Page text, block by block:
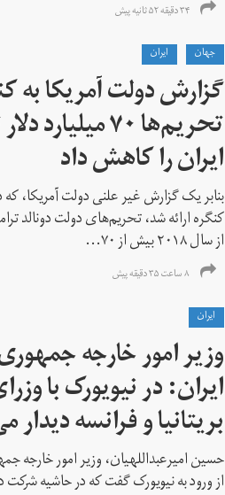
۳۴ دقیقه ۵۲ ثانیه پیش
جهان
ايران
گزارش دولت آمریکا به
تحریم‌ها ۷۰
ایران را کاهش داد
بنابر یک گزارش غیر علنی دولت آمریکا، که
کنگره ارائه شد، تحریم‌های دولت دونالد
از سال ۲۰۱۸ بیش از ۷۰...
۸ ساعت ۳۵ دقیقه پیش
ايران
وزیر امور خارجه
ایران: در نیویورک با
بریتانیا و فرانسه دیدار
حسین امیرعبداللهیان، وزیر امور خارجه
از ورود به نیویورک گفت که در حاشیه